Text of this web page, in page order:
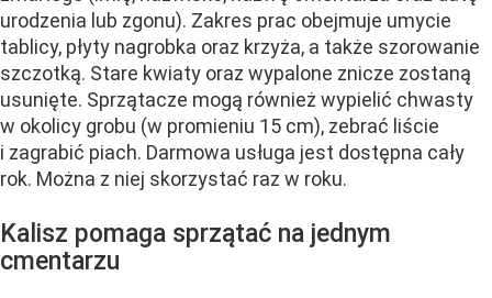
urodzenia lub zgonu). Zakres prac obejmuje umycie
tablicy, płyty nagrobka oraz krzyża, a także szorowanie
szczotką. Stare kwiaty oraz wypalone znicze zostaną
usunięte. Sprzątacze mogą również wypielić chwasty
w okolicy grobu (w promieniu 15 cm), zebrać liście
i zagrabić piach. Darmowa usługa jest dostępna cały
rok. Można z niej skorzystać raz w roku.
Kalisz pomaga sprzątać na jednym
cmentarzu